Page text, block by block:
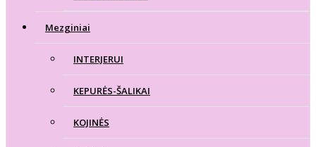
Mezginiai
INTERJERUI
KEPURĖS-ŠALIKAI
KOJINĖS